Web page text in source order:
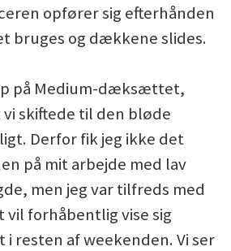
opfører sig efterhånden
bruges og dækkene slides.
på Medium-dæksættet,
skiftede til den bløde
Derfor fik jeg ikke det
på mit arbejde med lav
men jeg var tilfreds med
vil forhåbentlig vise sig
resten af weekenden. Vi ser